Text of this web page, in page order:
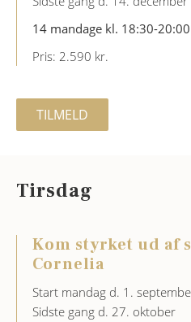
14 mandage kl. 18:30-20:00
Pris: 2.590 kr.
TILMELD
Tirsdag
Kom styrket ud af
Cornelia
Start mandag d. 1.
Sidste gang d. 27. oktober